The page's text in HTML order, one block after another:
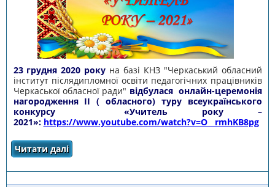
23 грудня 2020 року на базі КНЗ "Черкаський обласний
інститут післядипломної освіти педагогічних працівників
Черкаської обласної ради" відбулася онлайн-церемонія
нагородження ІІ ( обласного) туру всеукраїнського
конкурсу «Учитель року –
2021»: https://www.youtube.com/watch?v=O__rmhKB8pg
Читати далі
«Учитель року – 2021»